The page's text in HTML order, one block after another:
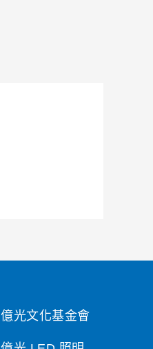
億光文化基金會